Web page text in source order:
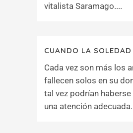
vitalista Saramago....
CUANDO LA SOLEDAD
Cada vez son más los
fallecen solos en su
tal vez podrían
una atención